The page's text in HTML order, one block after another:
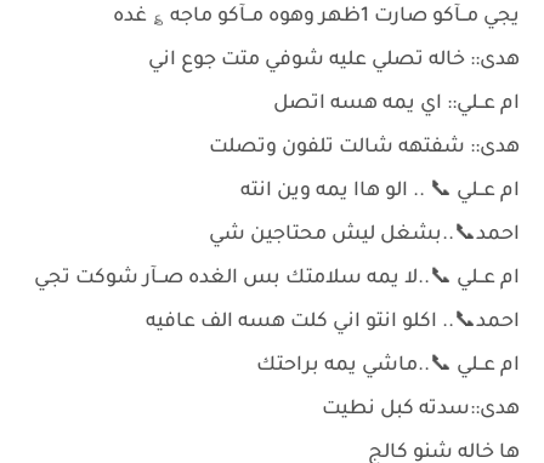
يجي مــآكو صارت 1ظهر وهوه مــآكو ماجه ؏ غده
هدى:: خاله تصلي عليه شوفي متت جوع اني
ام عــلي:: اي يمه هسه اتصل
هدى:: شفتهه شالت تلفون وتصلت
ام عــلي 📞 .. الو هاا يمه وين انته
احمد📞..بشغل ليش محتاجين شي
ام عــلي 📞..لا يمه سلامتك بس الغده صــآر شوكت تجي
احمد📞.. اكلو انتو اني كلت هسه الف عافيه
ام عــلي 📞..ماشي يمه براحتك
هدى::سدته كبل نطيت
ها خاله شنو كالج